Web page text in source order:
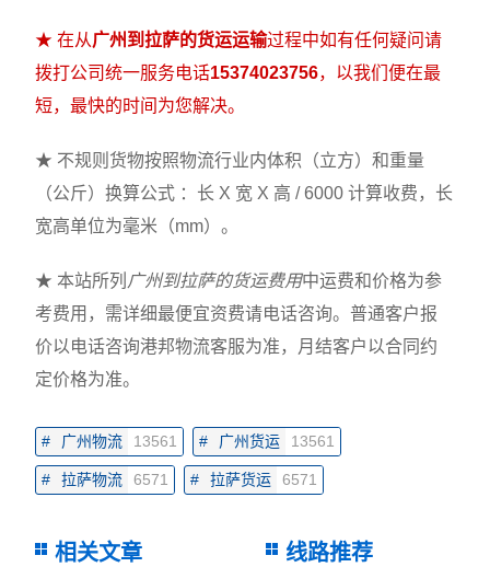
★ 在从广州到拉萨的货运运输过程中如有任何疑问请
拨打公司统一服务电话15374023756，以我们便在最
短，最快的时间为您解决。
★ 不规则货物按照物流行业内体积（立方）和重量
（公斤）换算公式 ：长 X 宽 X 高 / 6000 计算收费，长
宽高单位为毫米（mm）。
★ 本站所列 广州到拉萨的货运费用中运费和价格为参
考费用，需详细最便宜资费请电话咨询。普通客户报
价以电话咨询港邦物流客服为准，月结客户以合同约
定价格为准。
# 广州物流 13561 # 广州货运 13561
# 拉萨物流 6571 # 拉萨货运 6571
相关文章 线路推荐